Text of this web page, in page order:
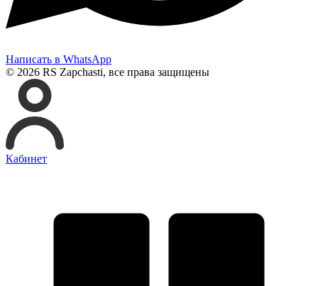
Написать в WhatsApp
© 2026 RS Zapchasti, все права защищены
Кабинет